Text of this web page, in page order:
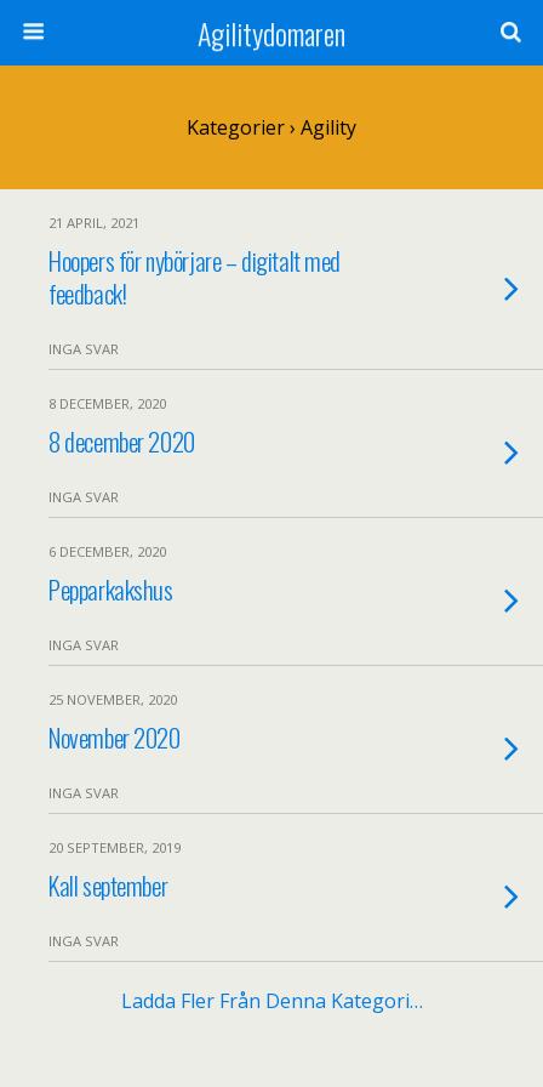
Agilitydomaren
Kategorier › Agility
21 APRIL, 2021
Hoopers för nybörjare – digitalt med
feedback!
INGA SVAR
8 DECEMBER, 2020
8 december 2020
INGA SVAR
6 DECEMBER, 2020
Pepparkakshus
INGA SVAR
25 NOVEMBER, 2020
November 2020
INGA SVAR
20 SEPTEMBER, 2019
Kall september
INGA SVAR
Ladda Fler Från Denna Kategori…